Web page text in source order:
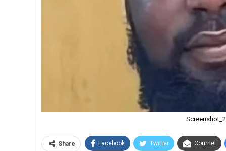
Share Facebook Twitter Courriel